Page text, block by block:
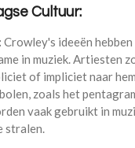
Cultuur:
Crowley's ideeën
in muziek. Artiesten
of impliciet naar
zoals het
vaak gebruikt in
stralen.